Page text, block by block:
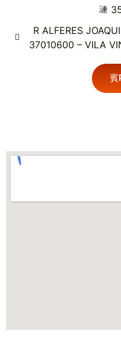
R ALFERES
37010600 – VILA